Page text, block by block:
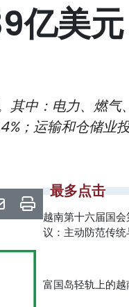
亿美
其中：电力、燃气
；运输和仓储业
最多点击
越南第十六届国
议：主动防范传
富国岛轻轨上的越